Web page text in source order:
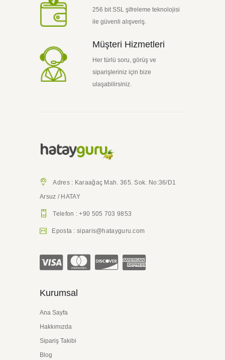
256 bit SSL şifreleme teknolojisi
ile güvenli alışveriş.
Müşteri Hizmetleri
Her türlü soru, görüş ve
siparişleriniz için bize
ulaşabilirsiniz.
Adres : Karaağaç Mah. 365. Sok. No:36/D1
Arsuz / HATAY
Telefon : +90 505 703 9853
Eposta : siparis@hatayguru.com
Kurumsal
Ana Sayfa
Hakkımızda
Sipariş Takibi
Blog